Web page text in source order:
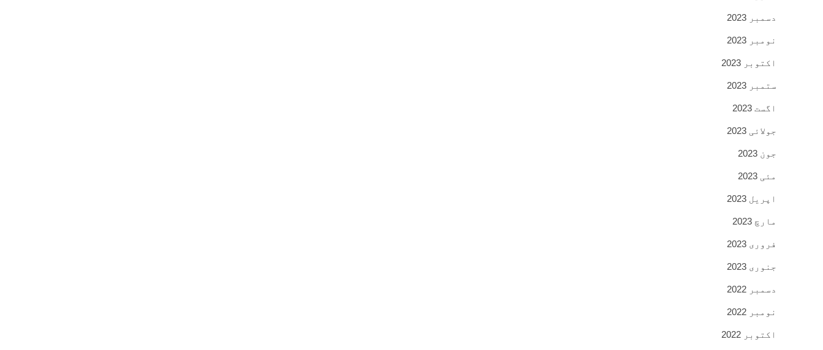
دسمبر 2023
نومبر 2023
اکتوبر 2023
ستمبر 2023
اگست 2023
جولائی 2023
جون 2023
مئی 2023
اپریل 2023
مارچ 2023
فروری 2023
جنوری 2023
دسمبر 2022
نومبر 2022
اکتوبر 2022